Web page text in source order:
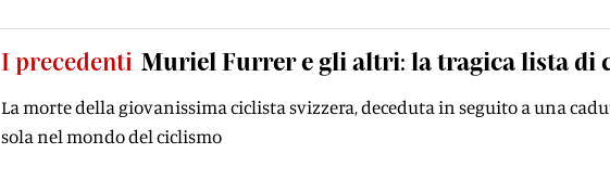
I precedenti Muriel Furrer e gli altri: la tragica lista di
La morte della giovanissima ciclista svizzera, deceduta in seguito a una
sola nel mondo del ciclismo